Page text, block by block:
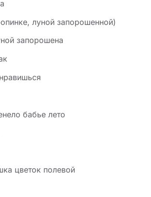
луной запорошенной)
запорошена
бабье лето
цветок полевой